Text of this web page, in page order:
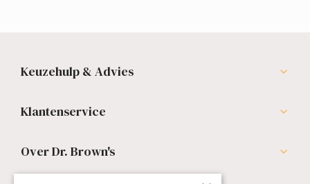
Keuzehulp & Advies
Klantenservice
Over Dr. Brown's